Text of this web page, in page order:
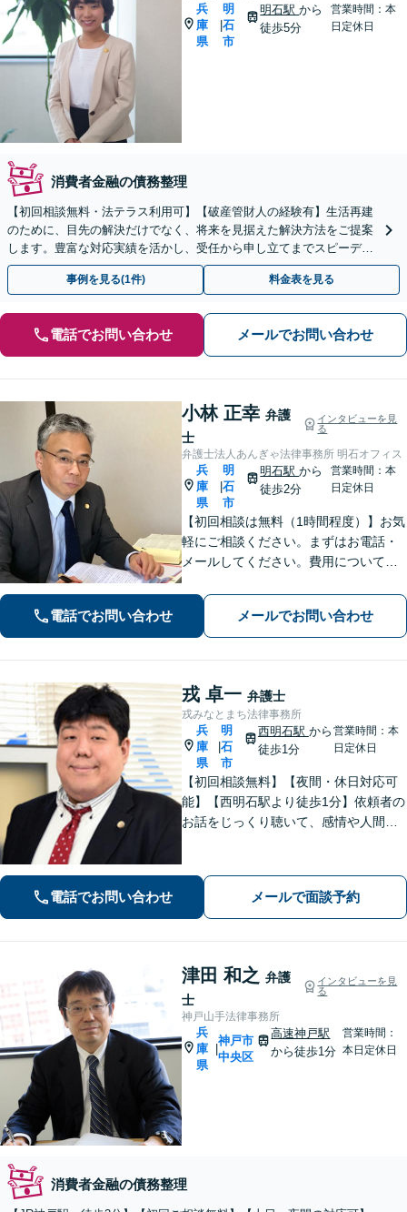
兵
庫
県
明
石
市
明石駅から
徒歩5分
営業時間：本
日定休日
消費者金融の債務整理
【初回相談無料・法テラス利用可】【破産管財人の経験有】生活再建
のために、目先の解決だけでなく、将来を見据えた解決方法をご提案
します。豊富な対応実績を活かし、受任から申し立てまでスピーディ
ーに対応【明石駅7分】【休日・夜間相談対応(要相談)】
事例を見る(1件) 料金表を見る
電話でお問い合わせ メールでお問い合わせ
小林 正幸 弁護
士
インタビューを見
る
弁護士法人あんぎゃ法律事務所 明石オフィス
兵
庫
県
明
石
市
明石駅から
徒歩2分
営業時間：本
日定休日
【初回相談は無料（1時間程度）】お気
軽にご相談ください。まずはお電話・
メールしてください。費用について
す。
電話でお問い合わせ メールでお問い合わせ
戎 卓一 弁護士
戎みなとまち法律事務所
兵
庫
県
|
明
石
市
西明石駅 から
徒歩1分
営業時間：本
日定休日
【初回相談無料】【夜間・休日対応可
能】【西明石駅より徒歩1分】依頼者の
お話をじっくり聴いて、感情や人間関
トワーク軽く迅速・誠実に対応しま
す。まずはお気軽にご相談ください。
電話でお問い合わせ メールで面談予約
津田 和之 弁護
士
インタビューを見
る
神戸山手法律事務所
兵
庫
県
神戸市
中央区
高速神戸駅
から徒歩1分
営業時間：
本日定休日
消費者金融の債務整理